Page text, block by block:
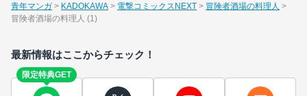
青年マンガ
KADOKAWA 電撃コミックスNEXT
冒険者酒場の料理人
冒険者酒場の料理人 (1)
最新情報はここからチェック！
限定特典GET